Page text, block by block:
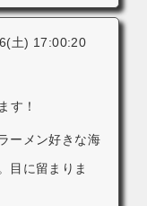
土) 17:00:20
す！
ーメン好きな海
目に留まりま